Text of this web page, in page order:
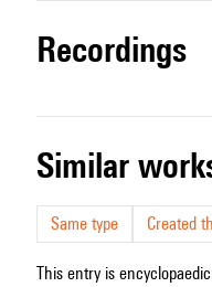
recordings
similar
Same type Created
This entry is